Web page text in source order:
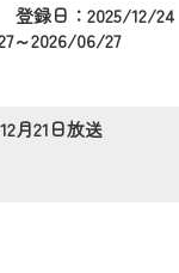
登録日：2025/12/24
～2026/06/27
月21日放送
より、お住ま
が一目瞭然。
Ｃブラウザか
・外出先でも！